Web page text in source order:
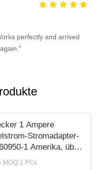
perfectly and arrived
1 Ampere
Stromadapter-
1 Amerika, über
MOQ:1 PCs